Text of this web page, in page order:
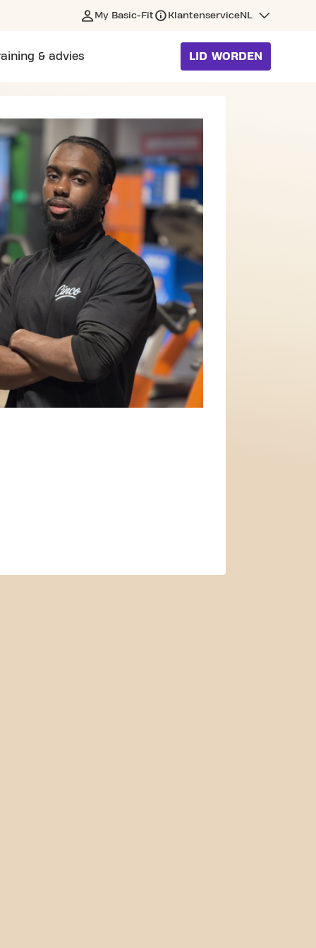
My Basic-Fit KlantenserviceNL
& advies LID WORDEN